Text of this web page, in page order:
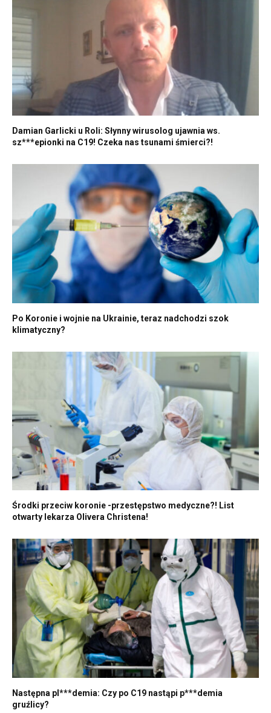
Damian Garlicki u Roli: Słynny wirusolog ujawnia ws.
sz***epionki na C19! Czeka nas tsunami śmierci?!
Po Koronie i wojnie na Ukrainie, teraz nadchodzi szok
klimatyczny?
Środki przeciw koronie -przestępstwo medyczne?! List
otwarty lekarza Olivera Christena!
Następna pl***demia: Czy po C19 nastąpi p***demia
gruźlicy?